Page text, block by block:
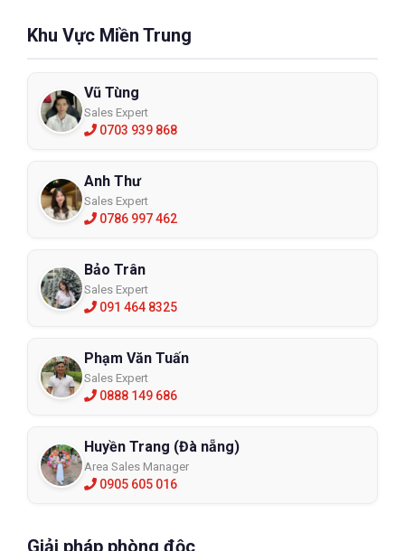
Khu Vực Miền Trung
Vũ Tùng
Sales Expert
0703 939 868
Anh Thư
Sales Expert
0786 997 462
Bảo Trân
Sales Expert
091 464 8325
Phạm Văn Tuấn
Sales Expert
0888 149 686
Huyền Trang (Đà nẵng)
Area Sales Manager
0905 605 016